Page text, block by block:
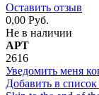
Оставить отзыв
0,00 Руб.
Не в наличии
АРТ
2616
Уведомить меня
Добавить в